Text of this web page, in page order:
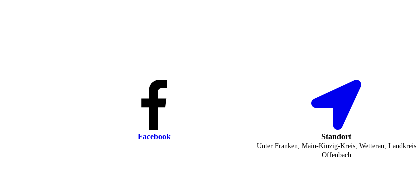
Facebook Standort
Unter Franken, Main-Kinzig-Kreis, Wetterau, Landkreis
Offenbach